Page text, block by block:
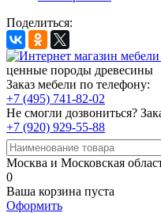
Поделиться:
ценные породы древесины
Заказ мебели по телефону:
+7 (495) 741-82-02
Не смогли дозвониться?
+7 (920) 929-55-88
Москва и Московская
0
Ваша корзина пуста
Оформить